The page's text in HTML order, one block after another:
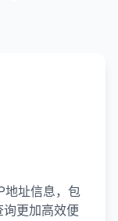
地址信息，包
更加高效便